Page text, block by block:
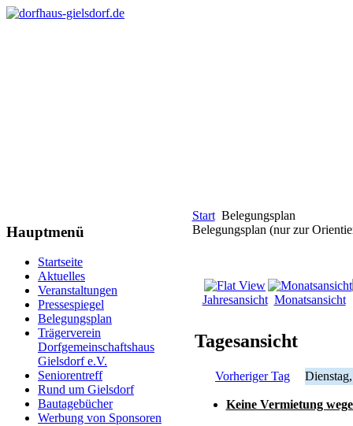
Hauptmenü
Startseite
Aktuelles
Veranstaltungen
Pressespiegel
Belegungsplan
Trägerverein
Dorfgemeinschaftshaus
Gielsdorf e.V.
Seniorentreff
Rund um Gielsdorf
Bautagebücher
Werbung von Sponsoren
Start Belegungsplan
Belegungsplan (nur zur
Jahresansicht Monatsansicht
Tagesansicht
Vorheriger Tag
Keine Vermietung